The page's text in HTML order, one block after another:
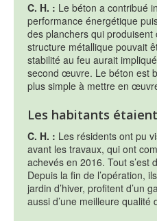
C. H. : Le béton a contribué
performance énergétique
des planchers qui produisent
structure métallique pouvait
stabilité au feu aurait
second œuvre. Le béton est
plus simple à mettre en
Les habitants
C. H. : Les résidents ont pu
avant les travaux, qui ont
achevés en 2016. Tout s’est
Depuis la fin de l’opération,
jardin d’hiver, profitent d’un
aussi d’une meilleure qualité